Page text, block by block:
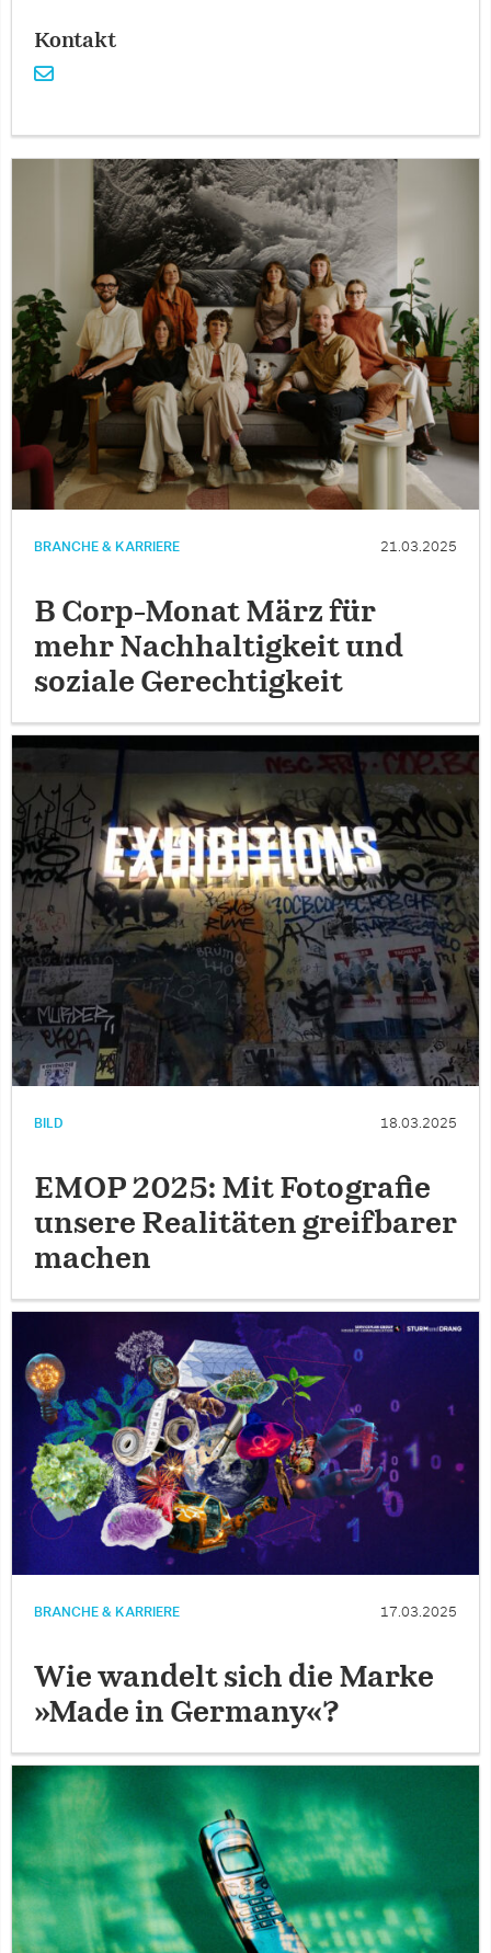
Kontakt
BRANCHE & KARRIERE 21.03.2025
B Corp-Monat März für
mehr Nachhaltigkeit und
soziale Gerechtigkeit
BILD 18.03.2025
EMOP 2025: Mit Fotografie
unsere Realitäten greifbarer
machen
BRANCHE & KARRIERE 17.03.2025
Wie wandelt sich die Marke
»Made in Germany«?